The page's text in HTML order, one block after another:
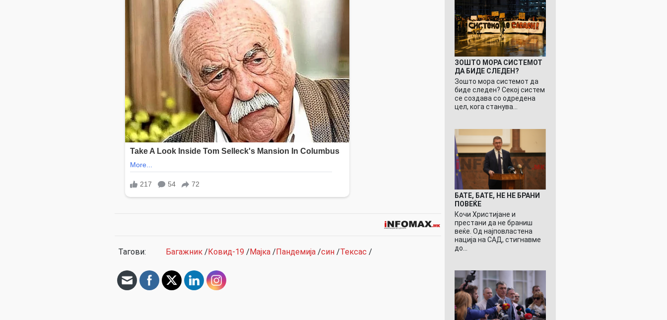
Тагови: Багажник /Ковид-19 /Мајка /Пандемија /син /Тексас /
ЗОШТО МОРА СИСТЕМОТ
ДА БИДЕ СЛЕДЕН?
Зошто мора системот да
биде следен? Секој систем
се создава со одредена
цел, кога станува…
БАТЕ, БАТЕ, НЕ НЕ БРАНИ
ПОВЕЌЕ
Кочи Христијане и
престани да не браниш
веќе. Од најповластена
нација на САД, стигнавме
до…